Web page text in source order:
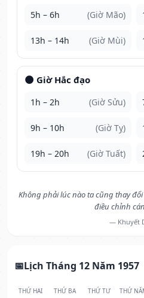
5h – 6h (Giờ Mão)
13h – 14h (Giờ Mùi)
🌑 Giờ Hắc đạo
1h – 2h (Giờ Sửu)
9h – 10h (Giờ Tỵ)
19h – 20h (Giờ Tuất)
Không phải lúc nào ta cũng thay
điều chỉnh
— Khuyết
Lịch Tháng 12 Năm 1957
THỨ HAI THỨ BA THỨ TƯ THỨ